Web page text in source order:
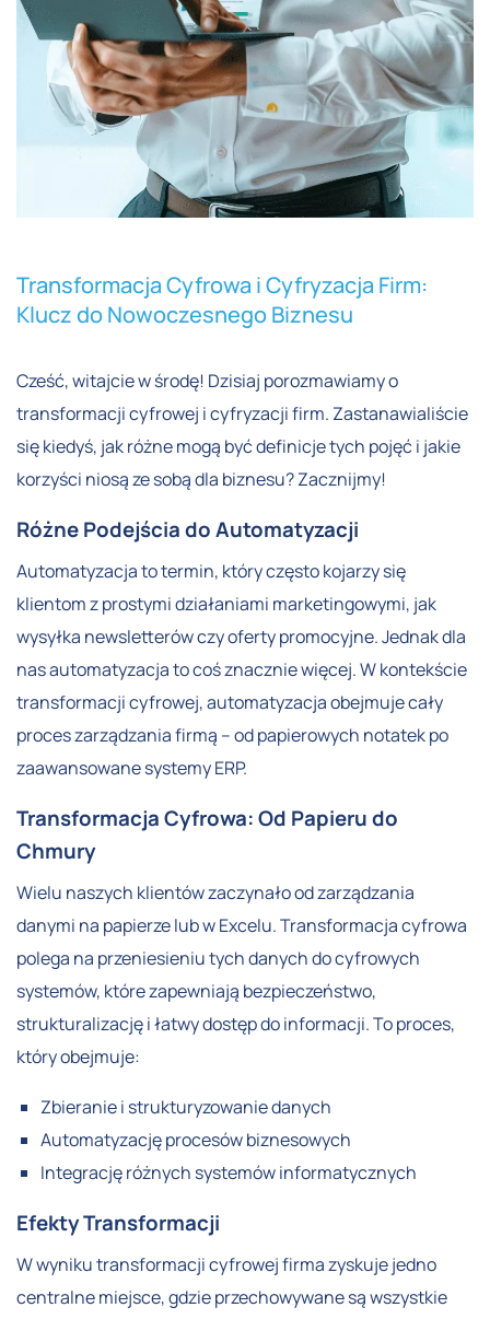
Transformacja Cyfrowa i Cyfryzacja Firm:
Klucz do Nowoczesnego Biznesu
Cześć, witajcie w środę! Dzisiaj porozmawiamy o
transformacji cyfrowej i cyfryzacji firm. Zastanawialiście
się kiedyś, jak różne mogą być definicje tych pojęć i jakie
korzyści niosą ze sobą dla biznesu? Zacznijmy!
Różne Podejścia do Automatyzacji
Automatyzacja to termin, który często kojarzy się
klientom z prostymi działaniami marketingowymi, jak
wysyłka newsletterów czy oferty promocyjne. Jednak dla
nas automatyzacja to coś znacznie więcej. W kontekście
transformacji cyfrowej, automatyzacja obejmuje cały
proces zarządzania firmą – od papierowych notatek po
zaawansowane systemy ERP.
Transformacja Cyfrowa: Od Papieru do
Chmury
Wielu naszych klientów zaczynało od zarządzania
danymi na papierze lub w Excelu. Transformacja cyfrowa
polega na przeniesieniu tych danych do cyfrowych
systemów, które zapewniają bezpieczeństwo,
strukturalizację i łatwy dostęp do informacji. To proces,
który obejmuje:
Zbieranie i strukturyzowanie danych
Automatyzację procesów biznesowych
Integrację różnych systemów informatycznych
Efekty Transformacji
W wyniku transformacji cyfrowej firma zyskuje jedno
centralne miejsce, gdzie przechowywane są wszystkie